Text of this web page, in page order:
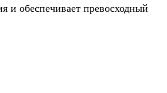
и обеспечивает превосходный